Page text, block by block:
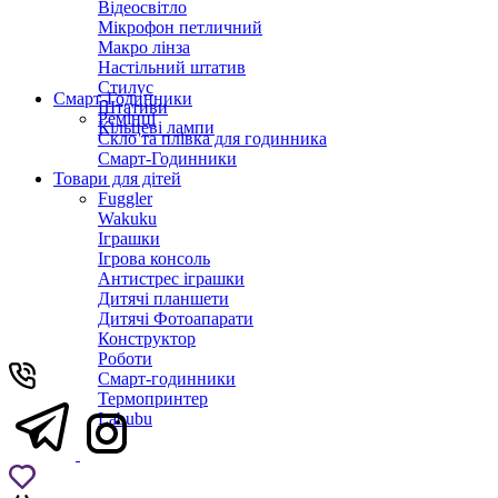
Відеосвітло
Мікрофон петличний
Макро лінза
Настільний штатив
Стилус
Штативи
Кільцеві лампи
Смарт-Годинники
Ремінці
Скло та плівка для годинника
Смарт-Годинники
Товари для дітей
Fuggler
Wakuku
Іграшки
Ігрова консоль
Антистрес іграшки
Дитячi планшети
Дитячі Фотоапарати
Конструктор
Роботи
Смарт-годинники
Термопринтер
Labubu